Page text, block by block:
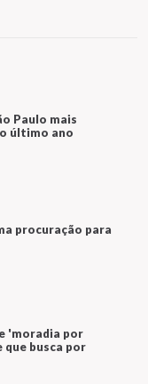
Paulo mais
último ano
procuração para
'moradia por
busca por